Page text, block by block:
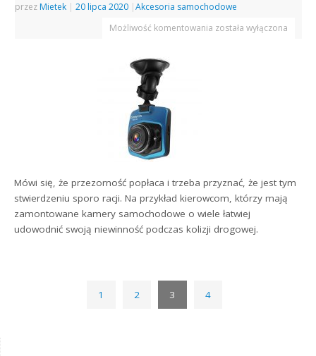
przez Mietek | 20 lipca 2020 |Akcesoria samochodowe
Możliwość komentowania została wyłączona
Mówi się, że przezorność popłaca i trzeba przyznać, że jest tym
stwierdzeniu sporo racji. Na przykład kierowcom, którzy mają
zamontowane kamery samochodowe o wiele łatwiej
udowodnić swoją niewinność podczas kolizji drogowej.
1 2 3 4